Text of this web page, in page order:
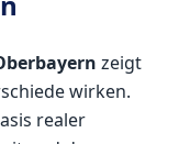
zeigt
wirken.
realer